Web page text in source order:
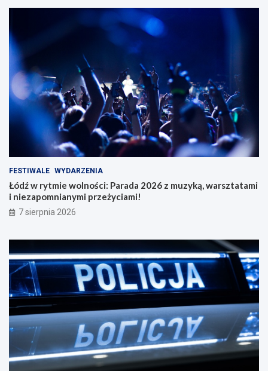
FESTIWALE WYDARZENIA
Łódź w rytmie wolności: Parada 2026 z muzyką, warsztatami
i niezapomnianymi przeżyciami!
7 sierpnia 2026